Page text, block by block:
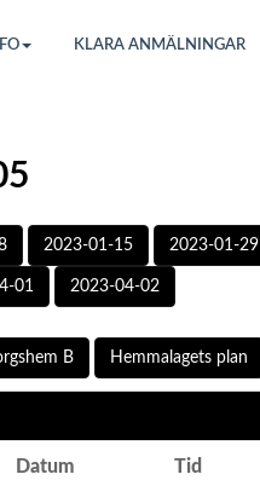
KLARA ANMÄLNINGAR
2023-01-15 2023-01-29
01 2023-04-02
B Hemmalagets plan
Datum Tid